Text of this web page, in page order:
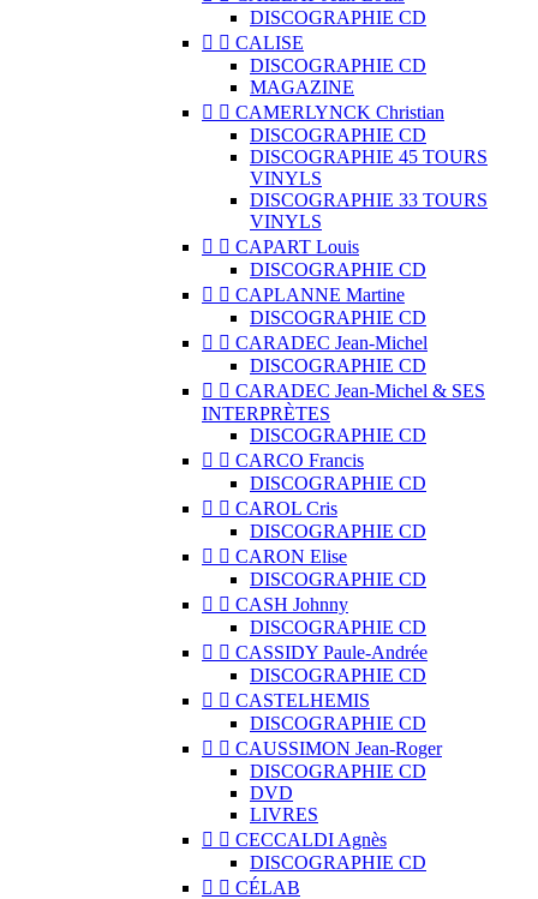
DISCOGRAPHIE CD
  CALISE
DISCOGRAPHIE CD
MAGAZINE
  CAMERLYNCK Christian
DISCOGRAPHIE CD
DISCOGRAPHIE 45 TOURS
VINYLS
DISCOGRAPHIE 33 TOURS
VINYLS
  CAPART Louis
DISCOGRAPHIE CD
  CAPLANNE Martine
DISCOGRAPHIE CD
  CARADEC Jean-Michel
DISCOGRAPHIE CD
  CARADEC Jean-Michel & SES
INTERPRÈTES
DISCOGRAPHIE CD
  CARCO Francis
DISCOGRAPHIE CD
  CAROL Cris
DISCOGRAPHIE CD
  CARON Elise
DISCOGRAPHIE CD
  CASH Johnny
DISCOGRAPHIE CD
  CASSIDY Paule-Andrée
DISCOGRAPHIE CD
  CASTELHEMIS
DISCOGRAPHIE CD
  CAUSSIMON Jean-Roger
DISCOGRAPHIE CD
DVD
LIVRES
  CECCALDI Agnès
DISCOGRAPHIE CD
  CÉLAB